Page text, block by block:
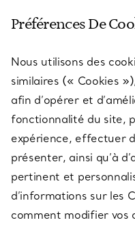
SERVICES
À PROPOS
QUESTIONS LÉGALES
Préférences De
Nous utilisons des
similaires (« Cookies
afin d’opérer et
fonctionnalité du site,
expérience, effectuer
présenter, ainsi qu’à
pertinent et
d’informations sur les
comment modifier vos